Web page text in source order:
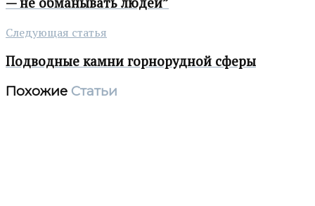
Следующая статья
Подводные камни горнорудной сферы
Похожие Статьи